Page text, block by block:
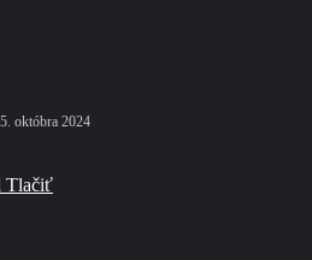
5. októbra 2024
Tlačiť